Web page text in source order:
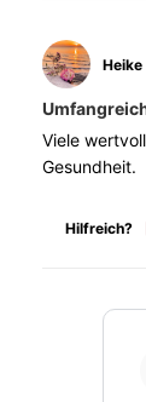
Heike
Viele
Gesundheit.
Hilfreich?